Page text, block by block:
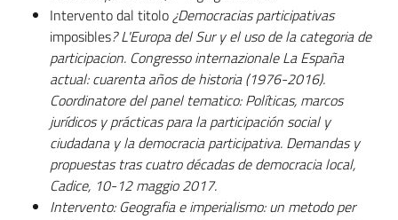
Intervento dal titolo ¿Democracias participativas
imposibles? L'Europa del Sur y el uso de la categoria de
participacion. Congresso internazionale La España
actual: cuarenta años de historia (1976-2016).
Coordinatore del panel tematico:Políticas, marcos
jurídicos y prácticas para la participación social y
ciudadana y la democracia participativa. Demandas y
propuestas tras cuatro décadas de democracia local,
Cadice, 10-12 maggio 2017.
Intervento: Geografia e imperialismo: un metodo per